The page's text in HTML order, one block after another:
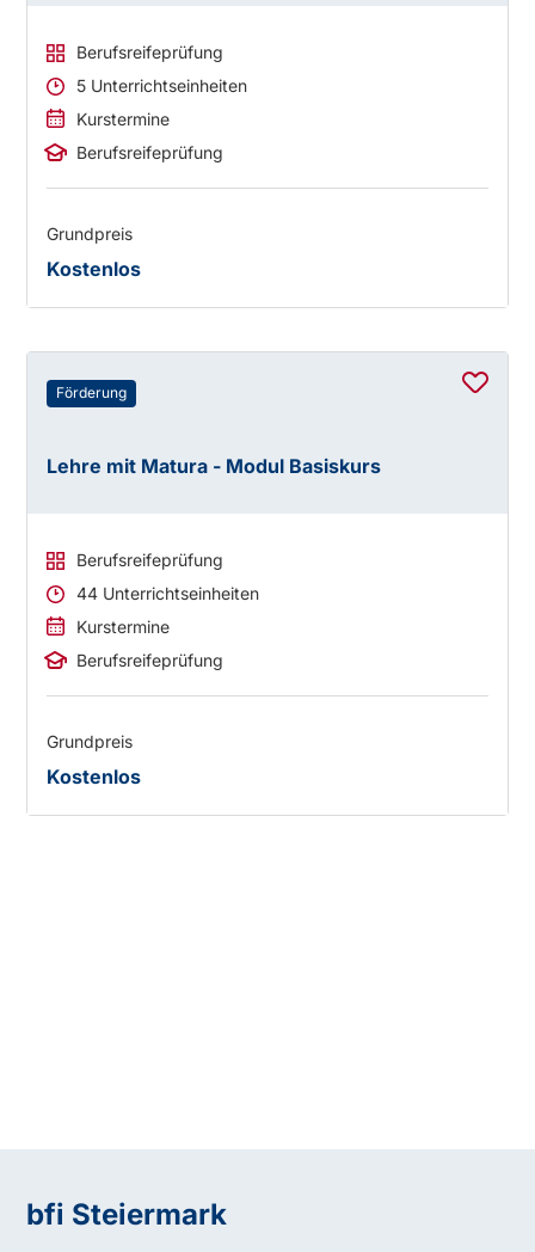
Berufsreifeprüfung
5 Unterrichtseinheiten
Kurstermine
Berufsreifeprüfung
Grundpreis
Kostenlos
Förderung
Lehre mit Matura - Modul Basiskurs
Berufsreifeprüfung
44 Unterrichtseinheiten
Kurstermine
Berufsreifeprüfung
Grundpreis
Kostenlos
bfi Steiermark